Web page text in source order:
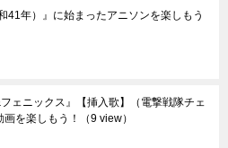
41年）』に始まったアニソンを楽しもう
フェニックス』【挿入歌】（電撃戦隊チェ
を楽しもう！
（9 view）